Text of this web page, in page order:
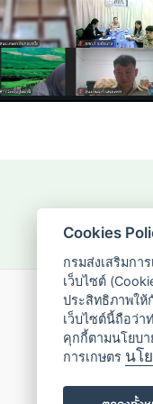
Cookies
กรมส่งเสริมกา
เว็บไซต์
ประสิทธิภาพให้
เว็บไซต์นี้ถือว่
คุกกี้ตามนโยบา
การเกษตร นโ